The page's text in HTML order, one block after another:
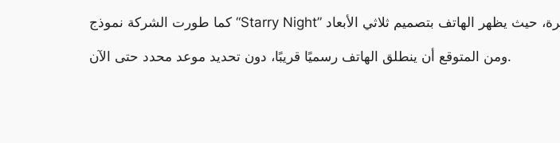
ومن المتوقع أن ينطلق الهاتف رسميًا قريبًا، دون تحديد موعد محدد حتى الآن.